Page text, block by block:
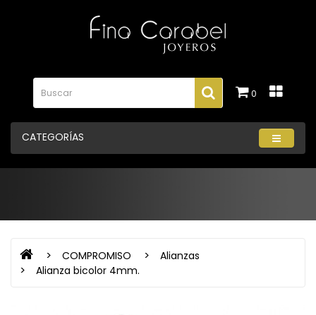
0
CATEGORÍAS
COMPROMISO
Alianzas
Alianza bicolor 4mm.